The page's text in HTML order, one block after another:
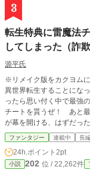
仲間
は次
に……。 最強の人形使いアナスタシアと最強の魔術師令嬢パ
トリシ
3
転生特典に雷魔法
してしまった（詐
源平氏
※リメイク版をカクヨムに別途連載中です 死
異世界転生することにな
ったら思い付く中で最強
チートを貰うぜ！ あと
が幕を開ける、はずだった
ファンタジー 連載中 長
24h.ポイント 2pt
小説 202 位 / 22,262件